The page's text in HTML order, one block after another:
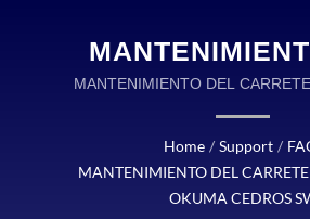
CARRETE DE
OKUMA
OKUMA
CARRETES,
MANTENIMIENTO DEL CARRETE
Home / Support /
MANTENIMIENTO DEL
OKUMA CEDROS